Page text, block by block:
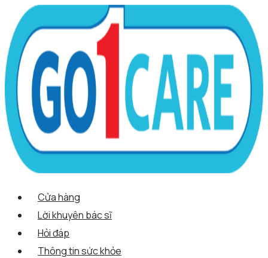
nội
dung
Menu
Cửa hàng
Lời khuyên bác sĩ
Hỏi đáp
Thông tin sức khỏe
Tên*
Email*
Trang
web
Scroll
Up